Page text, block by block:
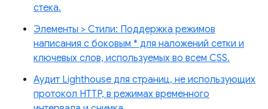
стека.
Элементы > Стили: Поддержка режимов
написания с боковым * для наложений сетки и
ключевых слов, используемых во всем CSS.
Аудит Lighthouse для страниц, не использующих
протокол HTTP, в режимах временного